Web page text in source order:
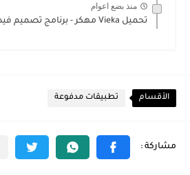
منذ بضع اعوام
تحميل Vieka مهكر - برنامج تصميم فيديو احترافي مهكر
الأقسام تطبيقات مدفوعة